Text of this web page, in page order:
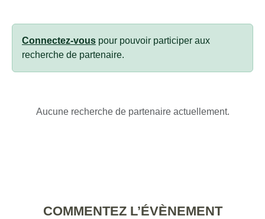
Connectez-vous pour pouvoir participer aux
recherche de partenaire.
Aucune recherche de partenaire actuellement.
COMMENTEZ L’ÉVÈNEMENT